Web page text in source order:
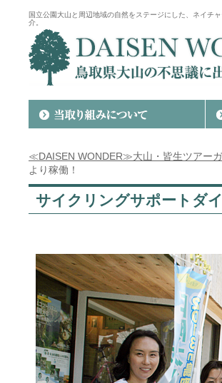
国立公園大山と周辺地域の自然をステージにした、ネイチ
介。
≪DAISEN WONDER≫大山・皆生ツアー
より稼働！
サイクリングサポートダ